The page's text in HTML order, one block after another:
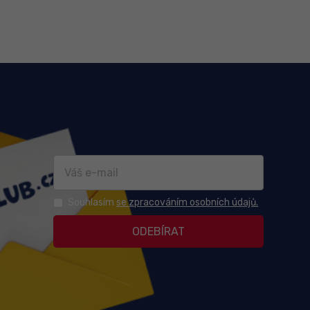
Souhlasímse zpracováním osobních údajů.